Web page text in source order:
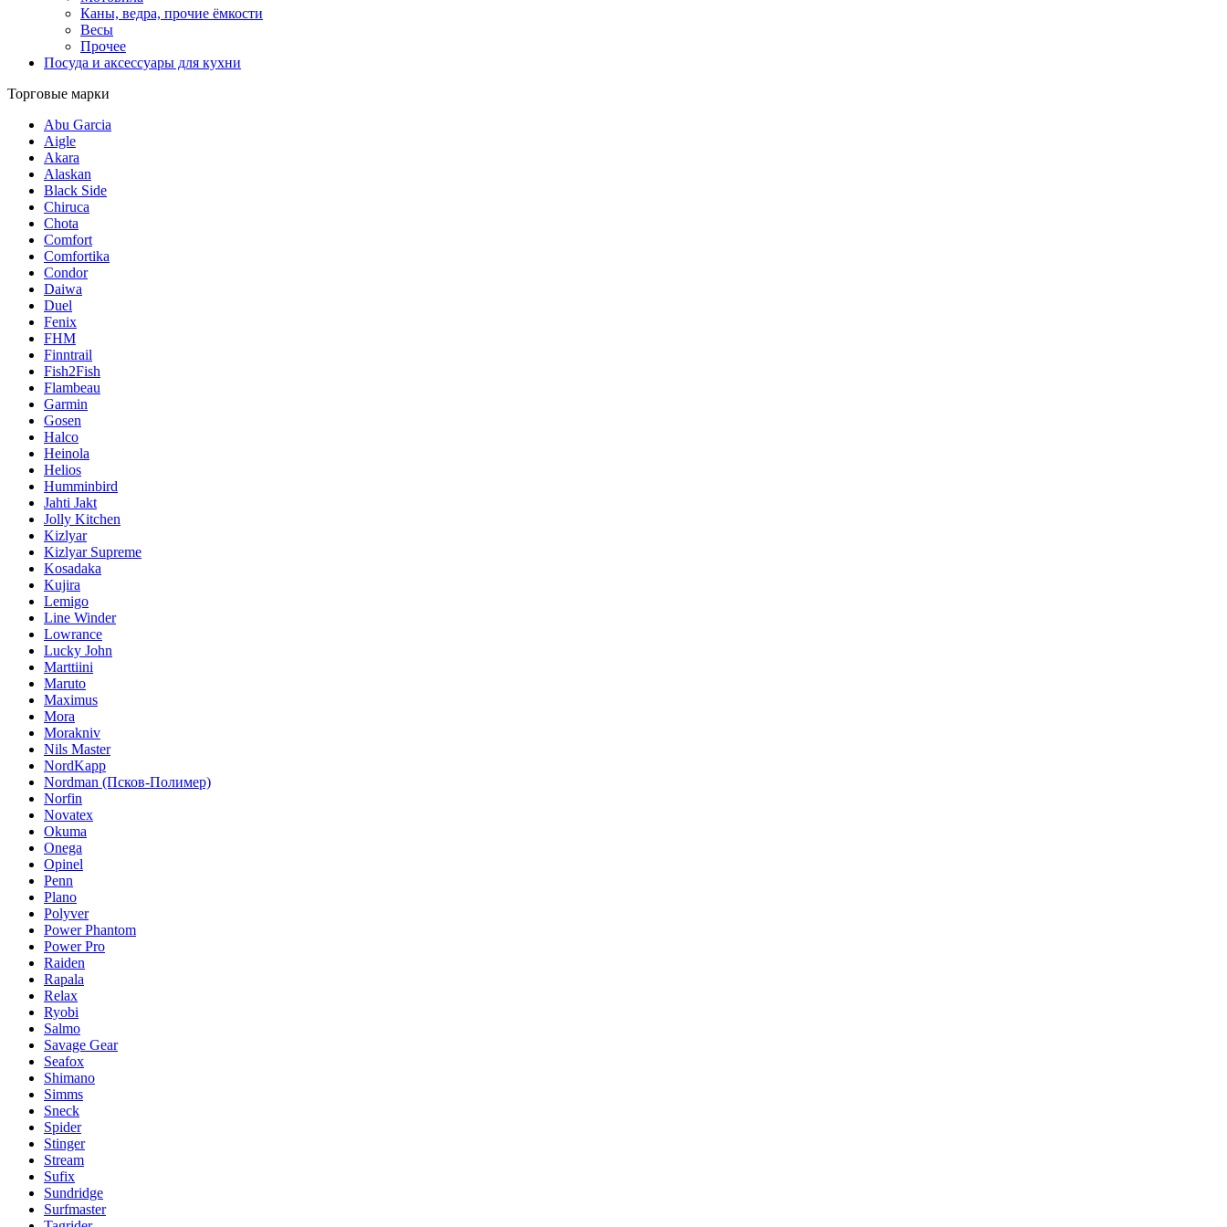
Каны, ведра, прочие ёмкости
Весы
Прочее
Посуда и аксессуары для кухни
Торговые марки
Abu Garcia
Aigle
Akara
Alaskan
Black Side
Chiruca
Chota
Comfort
Comfortika
Condor
Daiwa
Duel
Fenix
FHM
Finntrail
Fish2Fish
Flambeau
Garmin
Gosen
Halco
Heinola
Helios
Humminbird
Jahti Jakt
Jolly Kitchen
Kizlyar
Kizlyar Supreme
Kosadaka
Kujira
Lemigo
Line Winder
Lowrance
Lucky John
Marttiini
Maruto
Maximus
Mora
Morakniv
Nils Master
NordKapp
Nordman (Псков-Полимер)
Norfin
Novatex
Okuma
Onega
Opinel
Penn
Plano
Polyver
Power Phantom
Power Pro
Raiden
Rapala
Relax
Ryobi
Salmo
Savage Gear
Seafox
Shimano
Simms
Sneck
Spider
Stinger
Stream
Sufix
Sundridge
Surfmaster